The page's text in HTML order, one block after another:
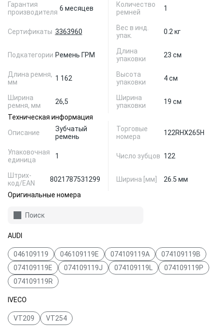
Гарантия
производителя 6 месяцев
Сертификаты 3363960
Подкатегории Ремень ГРМ
Длина ремня,
мм
1 162
Ширина
ремня, мм
26,5
Количество
ремней
1
Вес в инд.
упак.
0.2 кг
Длина
упаковки
23 см
Высота
упаковки
4 см
Ширина
упаковки
19 см
Техническая информация
Описание
Зубчатый
ремень
Упаковочная
единица
1
Штрих-
код/EAN
8021787531299
Торговые
номера
122RHX265H
Число зубцов 122
Ширина [мм]
26.5 мм
Оригинальные номера
Поиск
AUDI
046109119 046109119E 074109119A
074109119B
074109119E
074109119J 074109119L
074109119P
074109119R
IVECO
VT209 VT254